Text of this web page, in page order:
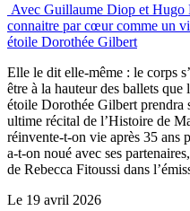
Avec Guillaume Diop et Hugo
connaitre par cœur comme un
étoile Dorothée Gilbert
Elle le dit elle-même : le corps
être à la hauteur des ballets
étoile Dorothée Gilbert prendra
ultime récital de l’Histoire de
réinvente-t-on vie après 35 ans
a-t-on noué avec ses
de Rebecca Fitoussi dans
Le 19 avril 2026